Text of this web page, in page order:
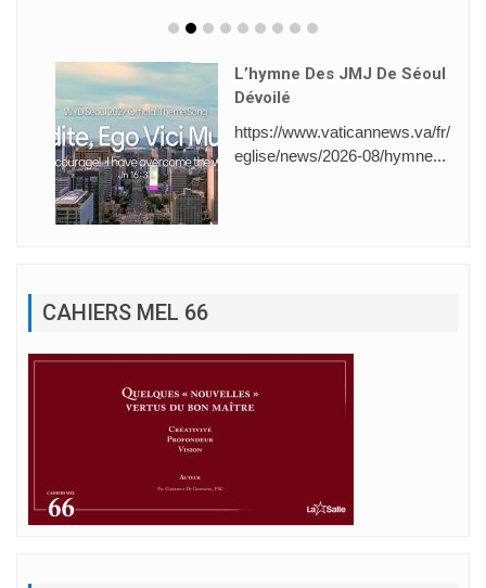
L’hymne Des JMJ De Séoul
Dévoilé
https://www.vaticannews.va/fr/
eglise/news/2026-08/hymne...
CAHIERS MEL 66